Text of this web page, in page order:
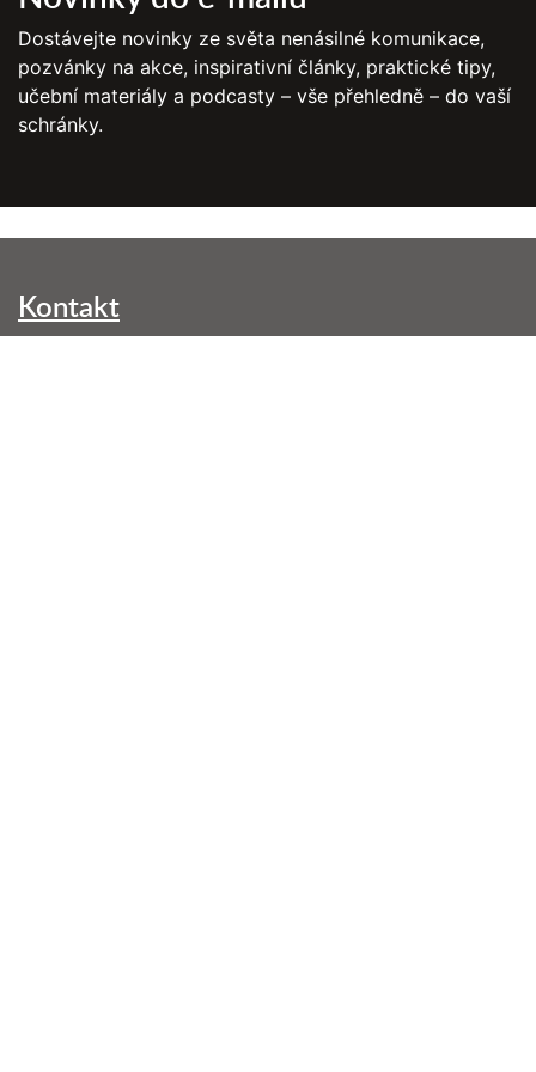
Dostávejte novinky ze světa nenásilné komunikace,
pozvánky na akce, inspirativní články, praktické tipy,
učební materiály a podcasty – vše přehledně – do vaší
schránky.
Kontakt
NVC Brno, z. s.